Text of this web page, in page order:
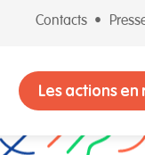
Contacts
Les actions en